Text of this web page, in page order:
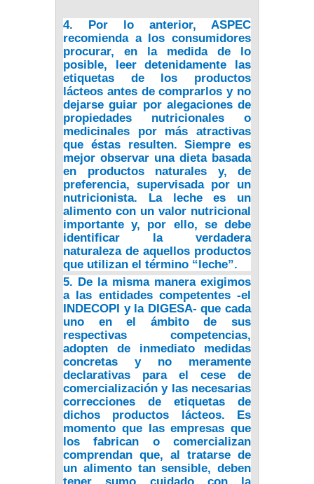
4. Por lo anterior, ASPEC
recomienda a los consumidores
procurar, en la medida de lo
posible, leer detenidamente las
etiquetas de los productos
lácteos antes de comprarlos y no
dejarse guiar por alegaciones de
propiedades nutricionales o
medicinales por más atractivas
que éstas resulten. Siempre es
mejor observar una dieta basada
en productos naturales y, de
preferencia, supervisada por un
nutricionista. La leche es un
alimento con un valor nutricional
importante y, por ello, se debe
identificar la verdadera
naturaleza de aquellos productos
que utilizan el término “leche”.
5. De la misma manera exigimos
a las entidades competentes -el
INDECOPI y la DIGESA- que cada
uno en el ámbito de sus
respectivas competencias,
adopten de inmediato medidas
concretas y no meramente
declarativas para el cese de
comercialización y las necesarias
correcciones de etiquetas de
dichos productos lácteos. Es
momento que las empresas que
los fabrican o comercializan
comprendan que, al tratarse de
un alimento tan sensible, deben
tener sumo cuidado con la